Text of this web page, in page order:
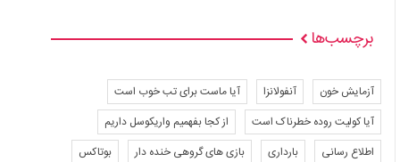
برچسب‌ها
آزمایش خون آنفولانزا
آیا ماست برای تب خوب است
آیا کولیت روده خطرناک است
از کجا بفهمیم واریکوسل داریم
اطلاع رسانی
بارداری بازی های گروهی خنده دار
بوتاکس